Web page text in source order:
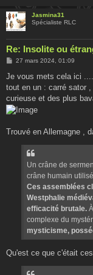
Jasmina31
Spécialiste RLC
Re: Insolite ou
M
s
a
g
e
27 mars 2024, 01:09
Je vous mets cela ici
tout en un : carré sator
curieuse et des plus
Trouvé en Allemagne ,
Un crâne de
crâne humain
Ces assemblées
Westphalie
efficacité brutale.
complexe du
mysticisme,
Qu'est ce que c'était